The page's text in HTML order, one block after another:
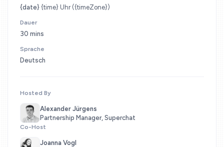
{date} {time} Uhr ({timeZone})
Dauer
30 mins
Sprache
Deutsch
Hosted By
Alexander Jürgens
Partnership Manager, Superchat
Co-Host
Joanna Vogl